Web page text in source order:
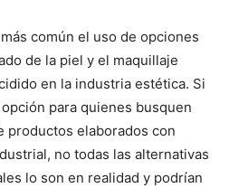
común el uso de opciones
de la piel y el maquillaje
en la industria estética. Si
para quienes busquen
productos elaborados con
no todas las alternativas
lo son en realidad y podrían